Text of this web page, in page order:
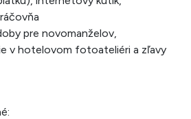
pre novomanželov,
v hotelovom fotoateliéri a zľavy